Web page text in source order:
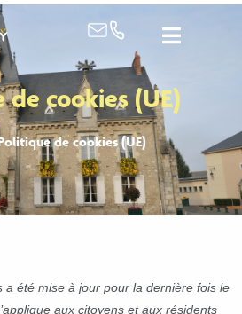
cookies (UE)
de cookies (UE)
a été mise à jour pour la dernière fois le
aux citoyens et aux résidents